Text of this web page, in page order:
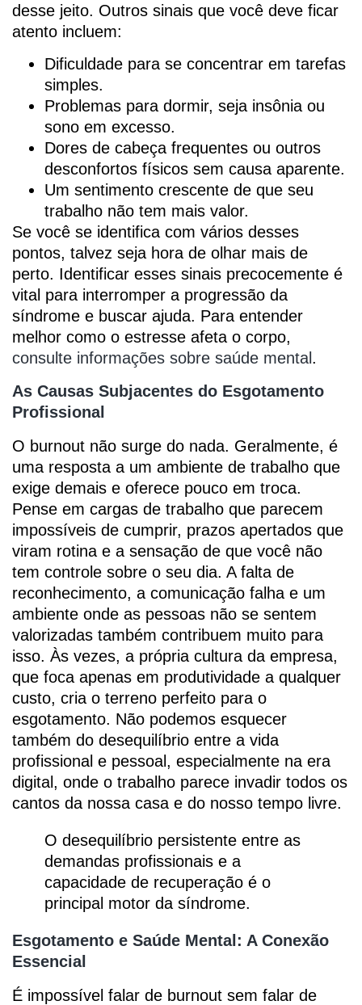
desse jeito. Outros sinais que você deve ficar
atento incluem:
Dificuldade para se concentrar em tarefas
simples.
Problemas para dormir, seja insônia ou
sono em excesso.
Dores de cabeça frequentes ou outros
desconfortos físicos sem causa aparente.
Um sentimento crescente de que seu
trabalho não tem mais valor.
Se você se identifica com vários desses
pontos, talvez seja hora de olhar mais de
perto. Identificar esses sinais precocemente é
vital para interromper a progressão da
síndrome e buscar ajuda. Para entender
melhor como o estresse afeta o corpo,
consulte informações sobre saúde mental .
As Causas Subjacentes do Esgotamento
Profissional
O burnout não surge do nada. Geralmente, é
uma resposta a um ambiente de trabalho que
exige demais e oferece pouco em troca.
Pense em cargas de trabalho que parecem
impossíveis de cumprir, prazos apertados que
viram rotina e a sensação de que você não
tem controle sobre o seu dia. A falta de
reconhecimento, a comunicação falha e um
ambiente onde as pessoas não se sentem
valorizadas também contribuem muito para
isso. Às vezes, a própria cultura da empresa,
que foca apenas em produtividade a qualquer
custo, cria o terreno perfeito para o
esgotamento. Não podemos esquecer
também do desequilíbrio entre a vida
profissional e pessoal, especialmente na era
digital, onde o trabalho parece invadir todos os
cantos da nossa casa e do nosso tempo livre.
O desequilíbrio persistente entre as
demandas profissionais e a
capacidade de recuperação é o
principal motor da síndrome.
Esgotamento e Saúde Mental: A Conexão
Essencial
É impossível falar de burnout sem falar de